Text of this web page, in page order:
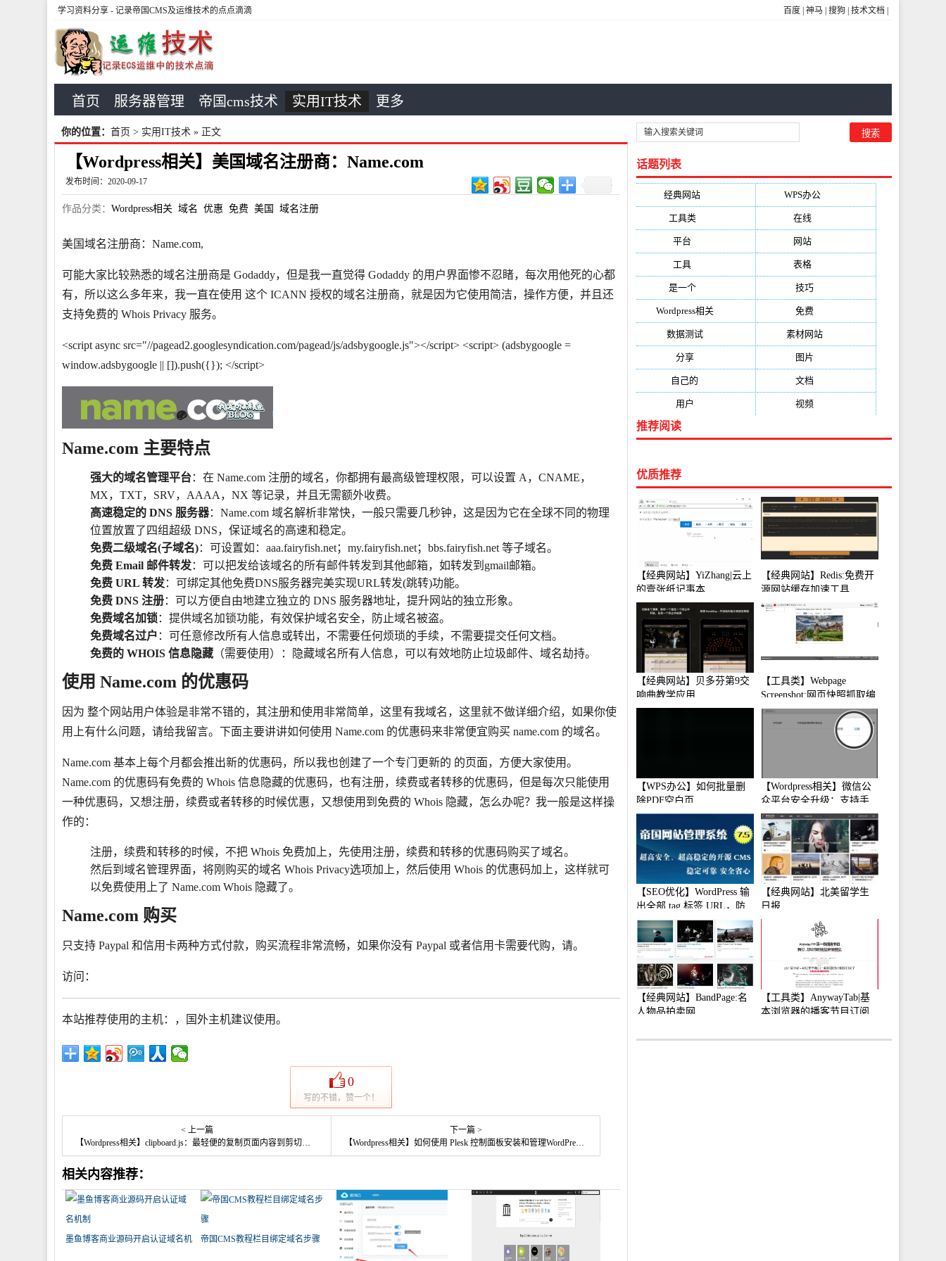
百度 神马 搜狗 技术文档
学习资料分享 - 记录帝国CMS及运维技术的点点滴滴
首页 服务器管理 帝国cms技术 实用IT技术 更多
你的位置： 首页 > 实用IT技术 » 正文
【Wordpress相关】美国域名注册商：Name.com
发布时间：2020-09-17
作品分类： Wordpress相关 域名 优惠 免费 美国 域名注册
美国域名注册商：Name.com,
可能大家比较熟悉的域名注册商是 Godaddy，但是我一直觉得 Godaddy 的用户界面惨不忍睹，每次用他死的心都
有，所以这么多年来，我一直在使用 这个 ICANN 授权的域名注册商，就是因为它使用简洁，操作方便，并且还
支持免费的 Whois Privacy 服务。
<script async src="//pagead2.googlesyndication.com/pagead/js/adsbygoogle.js"></script> <script> (adsbygoogle =
window.adsbygoogle || []).push({}); </script>
Name.com 主要特点
强大的域名管理平台：在 Name.com 注册的域名，你都拥有最高级管理权限，可以设置 A，CNAME，
MX，TXT，SRV，AAAA，NX 等记录，并且无需额外收费。
高速稳定的 DNS 服务器：Name.com 域名解析非常快，一般只需要几秒钟，这是因为它在全球不同的物理
位置放置了四组超级 DNS，保证域名的高速和稳定。
免费二级域名(子域名)：可设置如：aaa.fairyfish.net；my.fairyfish.net；bbs.fairyfish.net 等子域名。
免费 Email 邮件转发：可以把发给该域名的所有邮件转发到其他邮箱，如转发到gmail邮箱。
免费 URL 转发：可绑定其他免费DNS服务器完美实现URL转发(跳转)功能。
免费 DNS 注册：可以方便自由地建立独立的 DNS 服务器地址，提升网站的独立形象。
免费域名加锁 ：提供域名加锁功能，有效保护域名安全，防止域名被盗。
免费域名过户 ：可任意修改所有人信息或转出，不需要任何烦琐的手续，不需要提交任何文档。
免费的 WHOIS 信息隐藏 （需要使用）：隐藏域名所有人信息，可以有效地防止垃圾邮件、域名劫持。
使用 Name.com 的优惠码
因为 整个网站用户体验是非常不错的，其注册和使用非常简单，这里有我域名，这里就不做详细介绍，如果你使
用上有什么问题，请给我留言。下面主要讲讲如何使用 Name.com 的优惠码来非常便宜购买 name.com 的域名。
Name.com 基本上每个月都会推出新的优惠码，所以我也创建了一个专门更新的 的页面，方便大家使用。
Name.com 的优惠码有免费的 Whois 信息隐藏的优惠码，也有注册，续费或者转移的优惠码，但是每次只能使用
一种优惠码，又想注册，续费或者转移的时候优惠，又想使用到免费的 Whois 隐藏，怎么办呢？我一般是这样操
作的：
注册，续费和转移的时候，不把 Whois 免费加上，先使用注册，续费和转移的优惠码购买了域名。
然后到域名管理界面，将刚购买的域名 Whois Privacy选项加上，然后使用 Whois 的优惠码加上，这样就可
以免费使用上了 Name.com Whois 隐藏了。
Name.com 购买
只支持 Paypal 和信用卡两种方式付款，购买流程非常流畅，如果你没有 Paypal 或者信用卡需要代购，请。
访问：
本站推荐使用的主机： ，国外主机建议使用。
0
写的不错，赞一个！
< 上一篇
【Wordpress相关】clipboard.js：最轻便的复制页面内容到剪切板的JS
下一篇 >
【Wordpress相关】如何使用 Plesk 控制面板安装和管理WordPress站点
相关内容推荐：
墨鱼博客商业源码开启认证域名机
帝国CMS教程栏目绑定域名步骤
话题列表
经典网站 WPS办公(2513)
工具类(1994) 在线(1987)
平台 网站(1170)
工具 表格(1052)
是一个(1026) 技巧
Wordpress相关(851) 免费
数据测试(788) 素材网站
分享(676) 图片
自己的 文档
用户 视频
推荐阅读
优质推荐
【经典网站】YiZhang|云上
的壹张纸记事本
【经典网站】Redis:免费开
源网站缓存加速工具
【经典网站】贝多芬第9交
响曲教学应用
【工具类】Webpage
Screenshot:网页快照抓取编
辑工具
【WPS办公】如何批量删
除PDF空白页
【Wordpress相关】微信公
众平台安全升级：支持手
机保护
【SEO优化】WordPress 输
出全部 tag 标签 URL，防
止中文转码
【经典网站】北美留学生
日报
【经典网站】BandPage:名
人物品拍卖网
【工具类】AnywayTab|基
本浏览器的播客节目订阅